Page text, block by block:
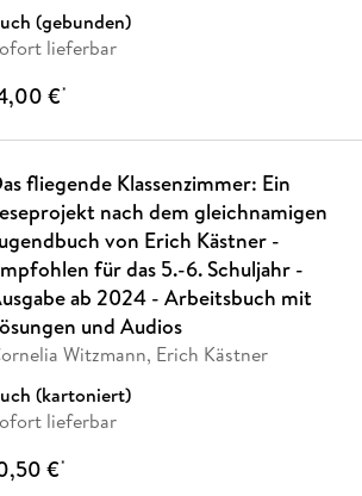
(gebunden)
lieferbar
€*
fliegende Klassenzimmer: Ein
nach dem gleichnamigen
von Erich Kästner -
für das 5.-6. Schuljahr -
ab 2024 - Arbeitsbuch mit
und Audios
Witzmann, Erich Kästner
(kartoniert)
lieferbar
€*